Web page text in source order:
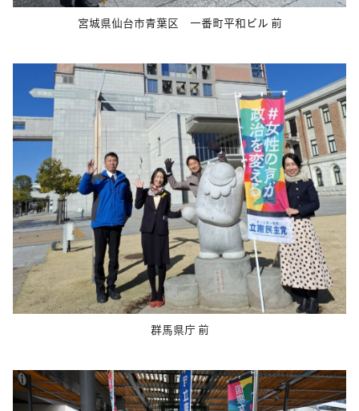
宮城県仙台市青葉区 一番町平和ビル 前
群馬県庁 前